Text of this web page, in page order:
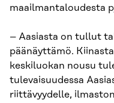
maailmantaloudesta
– Aasiasta on tullut
päänäyttämö.
keskiluokan nousu
tulevaisuudessa
riittävyydelle,